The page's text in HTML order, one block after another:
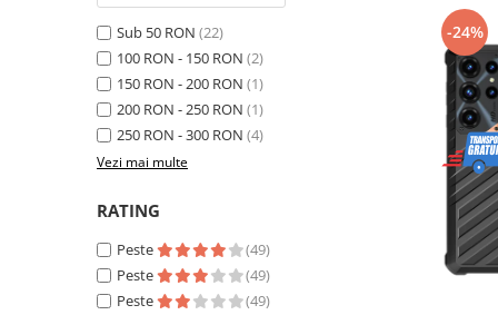
Telefoane mobile Realme
Telefoane mobile ZTE Nubia
Telefoane mobile ALTE BRANDURI
Tablete PC, mini PC si laptopuri
Tablete PC
Tablete pc cu proiector video
Laptop-uri
Monitoare pc
Sub 50 RON (22)
100 RON - 150 RON (2)
150 RON - 200 RON (1)
200 RON - 250 RON (1)
250 RON - 300 RON (4)
Vezi mai multe
RATING
Peste
(49)
Peste
(49)
Peste
(49)
-24%